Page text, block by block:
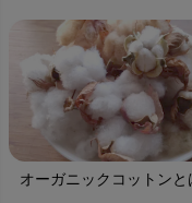
オーガニックコットンと